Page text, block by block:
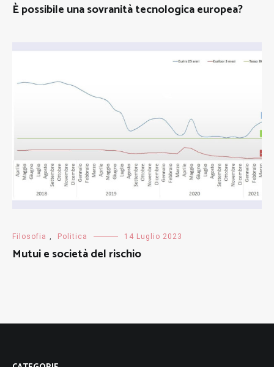
È possibile una sovranità tecnologica europea?
Filosofia , Politica 14 Luglio 2023
Mutui e società del rischio